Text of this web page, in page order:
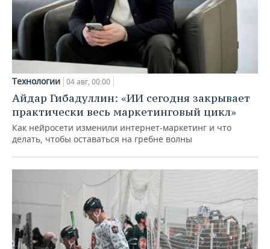
Технологии 04 авг, 00:00
Айдар Гибадуллин: «ИИ сегодня закрывает
практически весь маркетинговый цикл»
Как нейросети изменили интернет-маркетинг и что
делать, чтобы оставаться на гребне волны